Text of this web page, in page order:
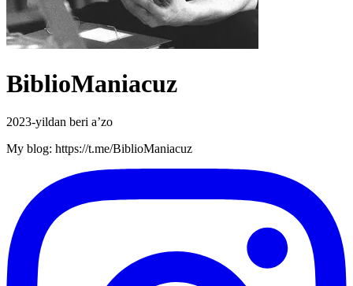
BiblioManiacuz
2023-yildan beri a’zo
My blog: https://t.me/BiblioManiacuz